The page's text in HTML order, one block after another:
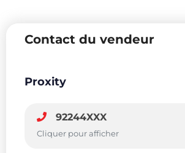
Contact du vendeur
Proxity
92244XXX
Cliquer pour afficher